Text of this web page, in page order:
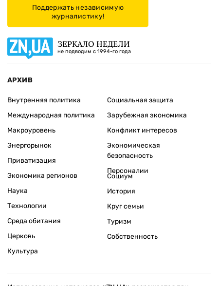
Поддержать независимую
журналистику!
ЗЕРКАЛО НЕДЕЛИ
не подводим с 1994-го года
АРХИВ
Внутренняя политика
Международная политика
Макроуровень
Энергорынок
Приватизация
Экономика регионов
Социальная защита
Зарубежная экономика
Конфликт интересов
Экономическая
безопасность
Персоналии
Наука
Технологии
Среда обитания
Церковь
Культура
Социум
История
Круг семьи
Туризм
Собственность